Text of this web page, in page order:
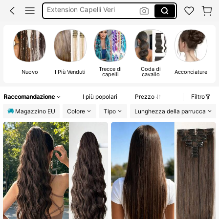
Coda Capelli Veri
Coda Finta Capelli
Nuovo I Più Venduti Trecce di
capelli
Coda di
cavallo Acconciature
Raccomandazione I più popolari Prezzo
Filtro
Magazzino EU
Colore Tipo Lunghezza della parrucca